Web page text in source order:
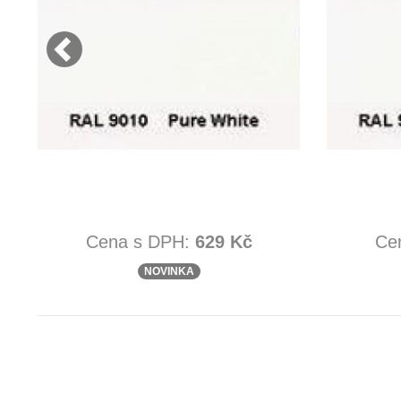
Cena s DPH: 629 Kč
NOVINKA